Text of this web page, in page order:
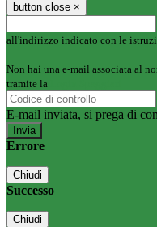
button close ×
all'indirizzo indicato con le
Non hai una e-mail associata al
tramite la
E-mail inviata, si prega di
Errore
Chiudi
Successo
Chiudi